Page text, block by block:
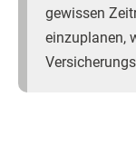
gewissen
einzuplanen,